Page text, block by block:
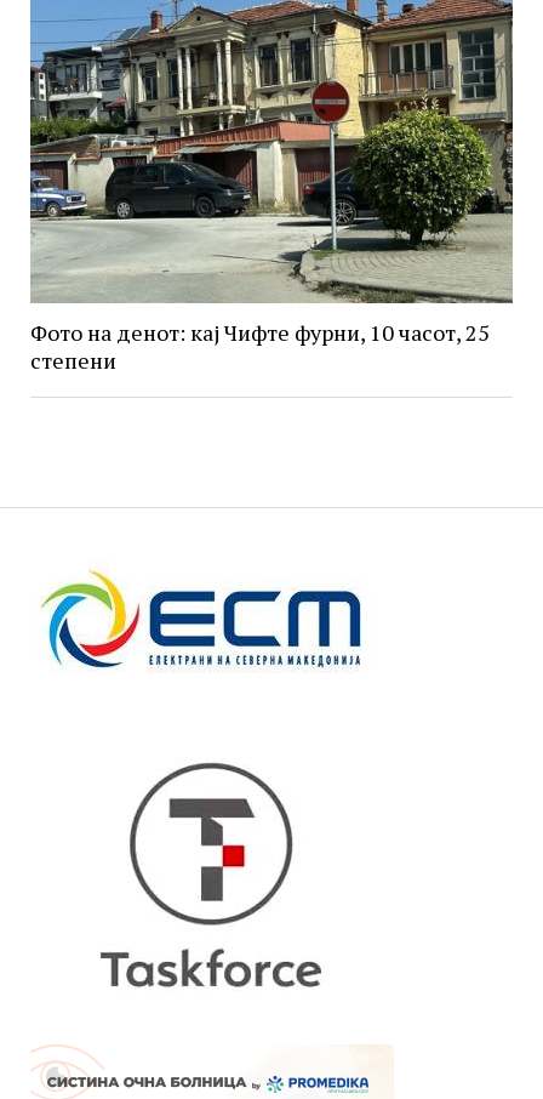
Фото на денот: кај Чифте фурни, 10 часот, 25
степени